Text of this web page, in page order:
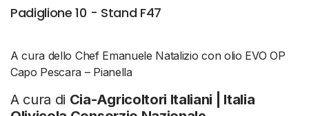
Padiglione 10 - Stand F47
A cura dello Chef Emanuele Natalizio con olio EVO OP
Capo Pescara – Pianella
A cura di Cia-Agricoltori Italiani | Italia